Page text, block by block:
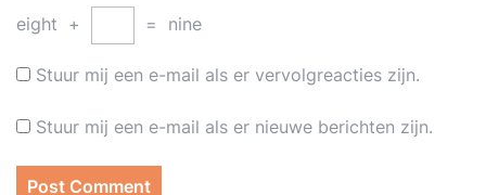
eight + = nine
Stuur mij een e-mail als er vervolgreacties zijn.
Stuur mij een e-mail als er nieuwe berichten zijn.